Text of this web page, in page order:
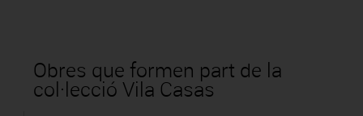
Obres que formen part de la
col·lecció Vila Casas